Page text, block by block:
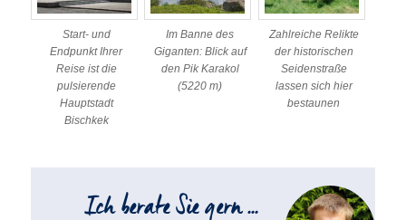
Start- und
Endpunkt Ihrer
Reise ist die
pulsierende
Hauptstadt
Bischkek
Im Banne des
Giganten: Blick auf
den Pik Karakol
(5220 m)
Zahlreiche Relikte
der historischen
Seidenstraße
lassen sich hier
bestaunen